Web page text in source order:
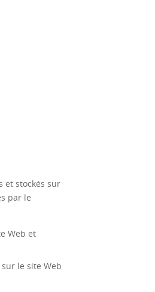
et stockés sur
par le
Web et
le site Web